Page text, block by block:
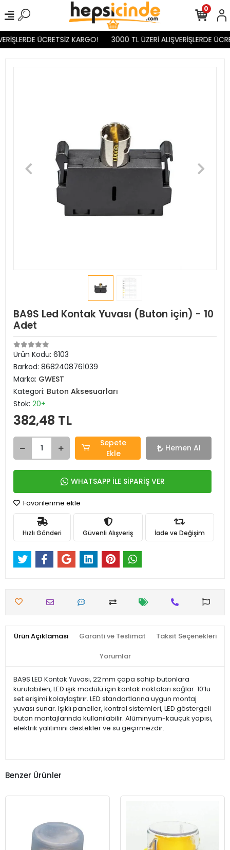
ÜCRETSİZ KARGO! 3000 TL ÜZERİ ALIŞVERİŞLERDE
0
BA9S Led Kontak Yuvası (Buton için) - 10
Adet
Ürün Kodu: 6103
Barkod: 8682408761039
Marka: GWEST
Kategori: Buton Aksesuarları
Stok: 20+
382,48 TL
Sepete
Ekle
Hemen Al
WHATSAPP İLE SİPARİŞ VER
Favorilerime ekle
Hızlı Gönderi Güvenli Alışveriş İade ve Değişim
Ürün Açıklaması Garanti ve Teslimat Taksit Seçenekleri
Yorumlar
BA9S LED Kontak Yuvası, 22 mm çapa sahip butonlara
kurulabilen, LED ışık modülü için kontak noktaları sağlar. 10’lu
set erişimi kolaylaştırır. LED standartlarına uygun montaj
yuvası sunar. Işıklı paneller, kontrol sistemleri, LED göstergeli
buton montajlarında kullanılabilir. Alüminyum-kauçuk yapısı,
elektrik yalıtımını destekler ve su geçirmezdir.
Benzer Ürünler